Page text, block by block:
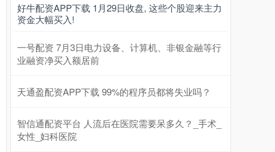
好牛配资APP下载 1月29日收盘, 这些个股迎来主力
资金大幅买入!
一号配资 7月3日电力设备、计算机、非银金融等行
业融资净买入额居前
天通盈配资APP下载 99%的程序员都将失业吗？
智信通配资平台 人流后在医院需要呆多久？_手术_
女性_妇科医院